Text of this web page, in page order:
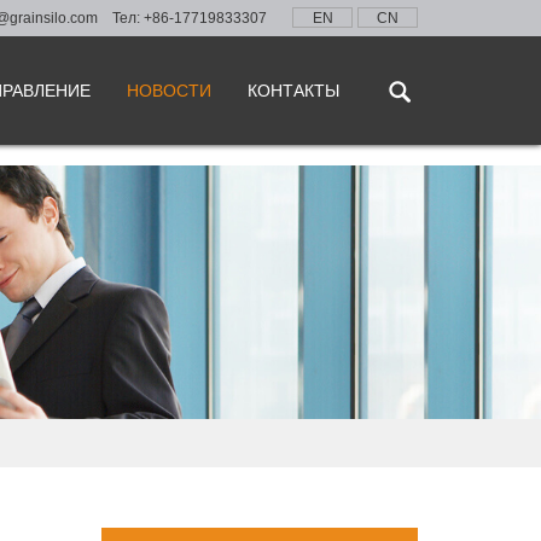
EN CN
Тел: +86-17719833307
НОВОСТИ КОНТАКТЫ